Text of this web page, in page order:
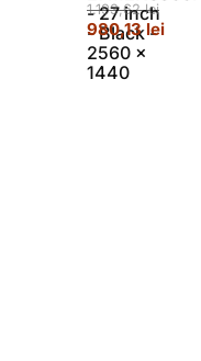
1.193,62lei
Prețul inițial a
980,13lei